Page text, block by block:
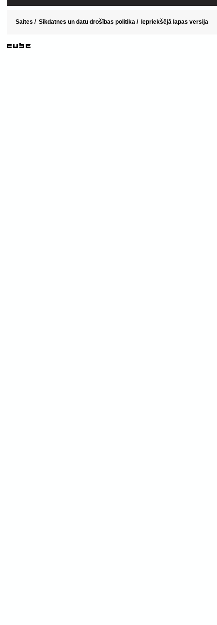
Saites / Sīkdatnes un datu drošības politika / Iepriekšējā lapas versija